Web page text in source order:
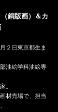
銅版画）＆カ
２日東京都生ま
油絵学科油絵専
。
材売場で、担当